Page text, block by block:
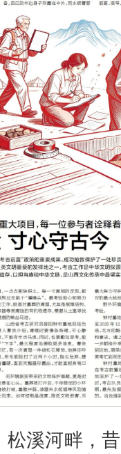
松溪河畔，